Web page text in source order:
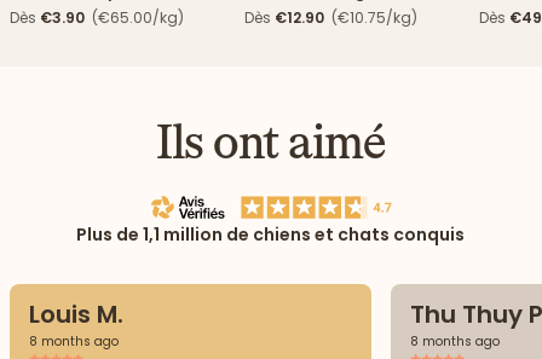
Dès €3.90 (€65.00/kg)
haricots verts
Dès €12.90 (€10.75/kg)
Dès
Ils ont aimé
Plus de 1,1 million de chiens et chats conquis
Louis M.
8 months ago
Thu Thuy
8 months ago